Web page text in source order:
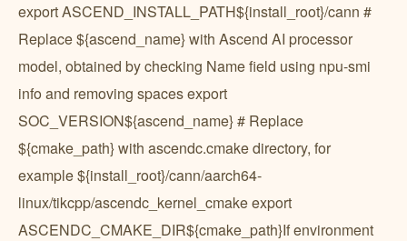
export ASCEND_INSTALL_PATH${install_root}/cann #
Replace ${ascend_name} with Ascend AI processor
model, obtained by checking Name field using npu-smi
info and removing spaces export
SOC_VERSION${ascend_name} # Replace
${cmake_path} with ascendc.cmake directory, for
example ${install_root}/cann/aarch64-
linux/tikcpp/ascendc_kernel_cmake export
ASCENDC_CMAKE_DIR${cmake_path}If environment